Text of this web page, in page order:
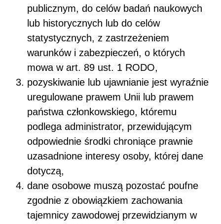
publicznym, do celów badań naukowych
lub historycznych lub do celów
statystycznych, z zastrzeżeniem
warunków i zabezpieczeń, o których
mowa w art. 89 ust. 1 RODO,
pozyskiwanie lub ujawnianie jest wyraźnie
uregulowane prawem Unii lub prawem
państwa członkowskiego, któremu
podlega administrator, przewidującym
odpowiednie środki chroniące prawnie
uzasadnione interesy osoby, której dane
dotyczą,
dane osobowe muszą pozostać poufne
zgodnie z obowiązkiem zachowania
tajemnicy zawodowej przewidzianym w